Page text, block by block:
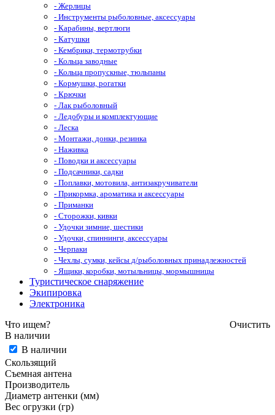
- Жерлицы
- Инструменты рыболовные, аксессуары
- Карабины, вертлюги
- Катушки
- Кембрики, термотрубки
- Кольца заводные
- Кольца пропускные, тюльпаны
- Кормушки, рогатки
- Крючки
- Лак рыболовный
- Ледобуры и комплектующие
- Леска
- Монтажи, донки, резинка
- Наживка
- Поводки и аксессуары
- Подсачники, садки
- Поплавки, мотовила, антизакручиватели
- Прикормка, ароматика и аксессуары
- Приманки
- Сторожки, кивки
- Удочки зимние, шестики
- Удочки, спиннинги, аксессуары
- Черпаки
- Чехлы, сумки, кейсы д/рыболовных принадлежностей
- Ящики, коробки, мотыльницы, мормышницы
Туристическое снаряжение
Экипировка
Электроника
Что ищем?
Очистить
В наличии
В наличии
Скользящий
Съемная антена
Производитель
Диаметр антенки (мм)
Вес огрузки (гр)